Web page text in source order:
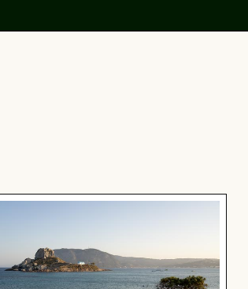
Aussicht auf die Insel Kastri